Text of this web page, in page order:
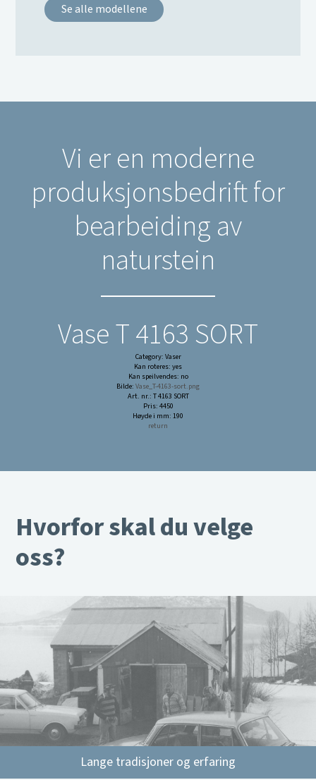
Se alle modellene
Vi er en moderne
produksjonsbedrift for
bearbeiding av
naturstein
Vase T 4163 SORT
Category: Vaser
Kan roteres: yes
Kan speilvendes: no
Bilde: Vase_T-4163-sort.png
Art. nr.: T 4163 SORT
Pris: 4450
Høyde i mm: 190
return
Hvorfor skal du velge
oss?
Lange tradisjoner og erfaring